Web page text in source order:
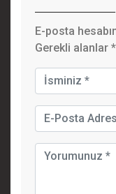
E-posta
Gerekli alanlar *